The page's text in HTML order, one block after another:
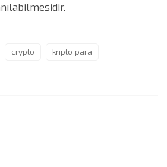
crypto kripto para